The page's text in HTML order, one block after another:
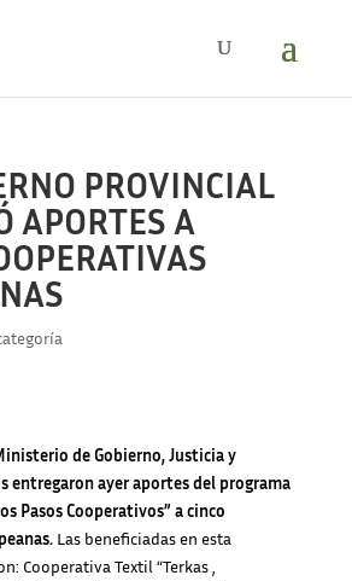
PROVINCIAL
APORTES A
de Gobierno, Justicia y
entregaron ayer aportes del programa
Pasos Cooperativos” a cinco
Las beneficiadas en esta
Cooperativa Textil “Terkas ,